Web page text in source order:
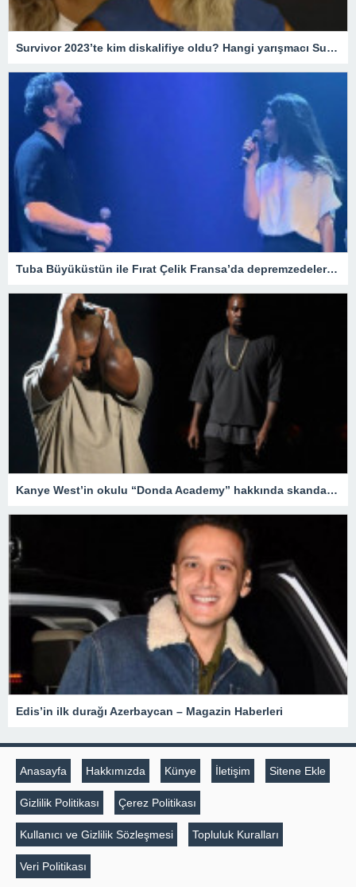
Survivor 2023’te kim diskalifiye oldu? Hangi yarışmacı Survivor’dan gönderildi? – Magazin Haberleri
Tuba Büyüküstün ile Fırat Çelik Fransa’da depremzedeler için yardım gecesi düzenledi
Kanye West’in okulu “Donda Academy” hakkında skandal iddialar – Son Dakika Magazin Haberleri
Edis’in ilk durağı Azerbaycan – Magazin Haberleri
Anasayfa Hakkımızda Künye İletişim Sitene Ekle
Gizlilik Politikası Çerez Politikası
Kullanıcı ve Gizlilik Sözleşmesi Topluluk Kuralları
Veri Politikası